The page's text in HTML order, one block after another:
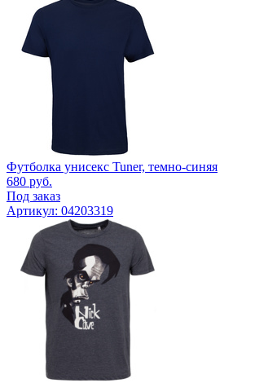
Футболка унисекс Tuner, темно-синяя
680 руб.
Под заказ
Артикул: 04203319